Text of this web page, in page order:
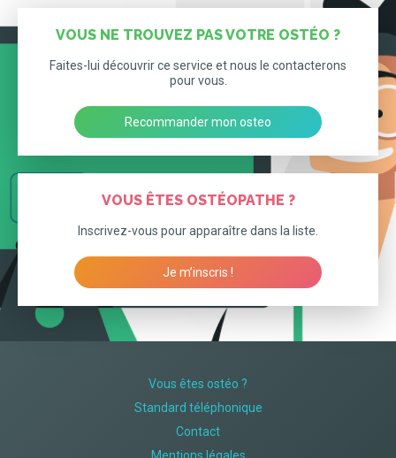
VOUS NE TROUVEZ PAS VOTRE OSTÉO ?
Faites-lui découvrir ce service et nous le contacterons
pour vous.
Recommander mon osteo
VOUS ÊTES OSTÉOPATHE ?
Inscrivez-vous pour apparaître dans la liste.
Je m’inscris !
Vous êtes ostéo ?
Standard téléphonique
Contact